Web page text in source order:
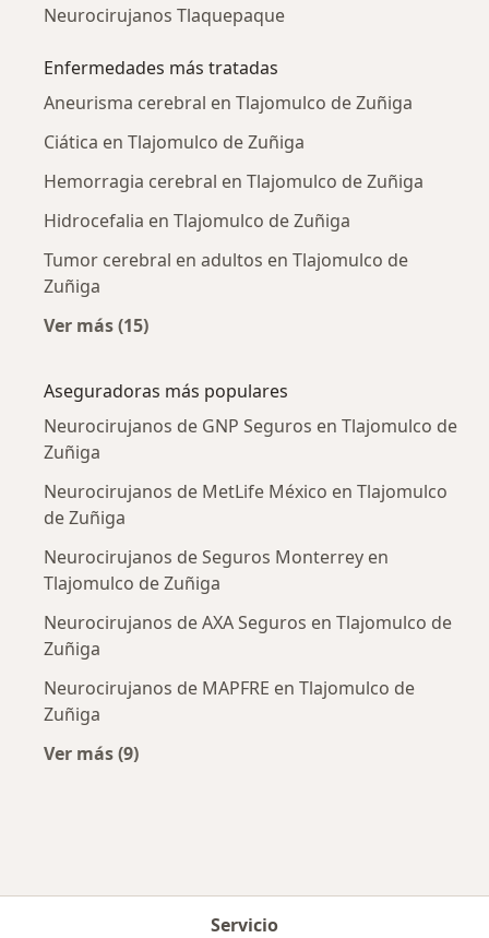
Neurocirujanos Tlaquepaque
Enfermedades más tratadas
Aneurisma cerebral en Tlajomulco de Zuñiga
Ciática en Tlajomulco de Zuñiga
Hemorragia cerebral en Tlajomulco de Zuñiga
Hidrocefalia en Tlajomulco de Zuñiga
Tumor cerebral en adultos en Tlajomulco de
Zuñiga
Ver más (15)
Aseguradoras más populares
Neurocirujanos de GNP Seguros en Tlajomulco de
Zuñiga
Neurocirujanos de MetLife México en Tlajomulco
de Zuñiga
Neurocirujanos de Seguros Monterrey en
Tlajomulco de Zuñiga
Neurocirujanos de AXA Seguros en Tlajomulco de
Zuñiga
Neurocirujanos de MAPFRE en Tlajomulco de
Zuñiga
Ver más (9)
Servicio